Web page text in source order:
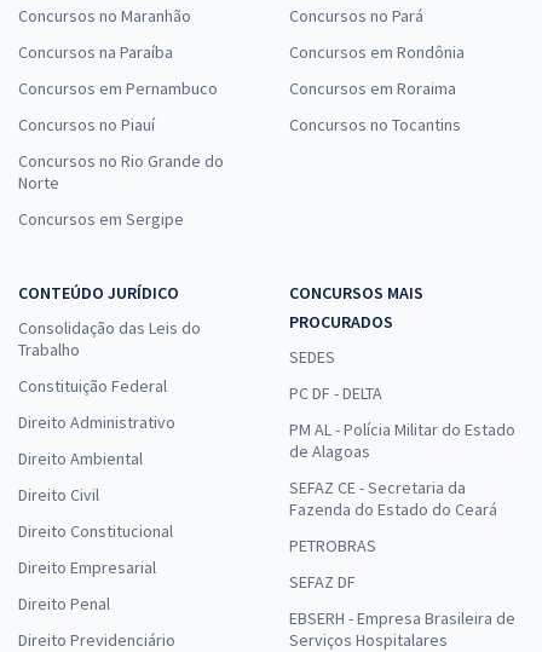
Concursos no Maranhão
Concursos na Paraíba
Concursos em Pernambuco
Concursos no Piauí
Concursos no Rio Grande do
Norte
Concursos em Sergipe
Concursos no Pará
Concursos em Rondônia
Concursos em Roraima
Concursos no Tocantins
CONTEÚDO JURÍDICO
Consolidação das Leis do
Trabalho
Constituição Federal
Direito Administrativo
Direito Ambiental
Direito Civil
Direito Constitucional
Direito Empresarial
Direito Penal
Direito Previdenciário
CONCURSOS MAIS
PROCURADOS
SEDES
PC DF - DELTA
PM AL - Polícia Militar do Estado
de Alagoas
SEFAZ CE - Secretaria da
Fazenda do Estado do Ceará
PETROBRAS
SEFAZ DF
EBSERH - Empresa Brasileira de
Serviços Hospitalares